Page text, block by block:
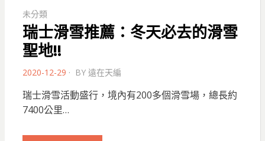
未分類
瑞士滑雪推薦：冬天必去的滑雪
聖地!!
POSTED
2020-12-29 BY 遠在天編
瑞士滑雪活動盛行，境內有200多個滑雪場，總長約
7400公里…